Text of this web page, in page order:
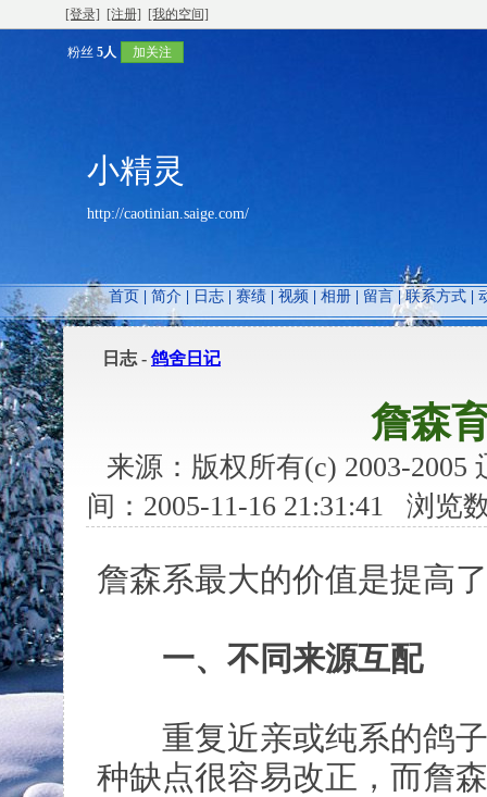
[登录] [注册] [我的空间]
粉丝 5人 加关注
小精灵
http://caotinian.saige.com/
首页 简介 日志 赛绩 视频 相册 留言 |联系方式
日志 - 鸽舍日记
詹森
来源：版权所有(c) 2003-
间：2005-11-16 21:31:41 浏览
詹森系最大的价值是提高
一、不同来源互配
重复近亲或纯系的鸽子
种缺点很容易改正，而詹